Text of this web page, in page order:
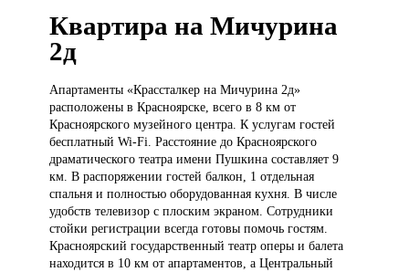
Квартира на Мичурина
2д
Апартаменты «Крассталкерна Мичурина 2д»
расположены в Красноярске, всего в 8 км от
Красноярского музейного центра. К услугам гостей
бесплатный Wi-Fi. Расстояние до Красноярского
драматического театра имени Пушкина составляет 9
км. В распоряжении гостей балкон, 1 отдельная
спальня и полностью оборудованная кухня. В числе
удобств телевизор с плоским экраном. Сотрудники
стойки регистрации всегда готовы помочь гостям.
Красноярский государственный театр оперы и балета
находится в 10 км от апартаментов, а Центральный